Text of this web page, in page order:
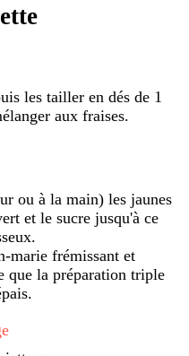
les tailler en dés de 1
aux fraises.
ou à la main) les jaunes
et le sucre jusqu'à ce
marie frémissant et
que la préparation triple